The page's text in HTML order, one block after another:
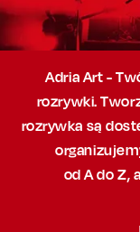
Adria Art -
rozrywki.
rozrywka są
od A do Z,